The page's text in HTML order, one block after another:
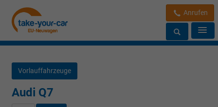
Anrufen
Vorlauffahrzeuge
Audi Q7